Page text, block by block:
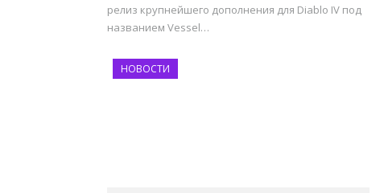
релиз крупнейшего дополнения для Diablo IV под
названием Vessel…
НОВОСТИ